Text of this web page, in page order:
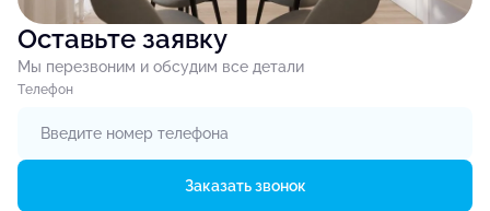
Оставьте заявку
Мы перезвоним и обсудим все детали
Tелефон
Заказать звонок